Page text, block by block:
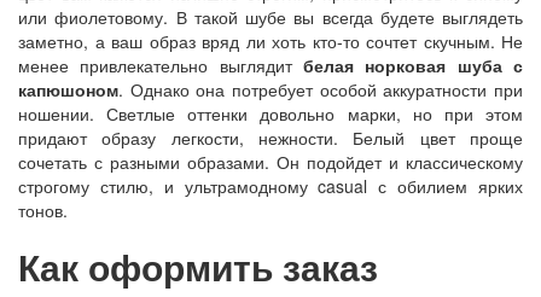
или фиолетовому. В такой шубе вы всегда будете выглядеть
заметно, а ваш образ вряд ли хоть кто-то сочтет скучным. Не
менее привлекательно выглядит белая норковая шуба с
капюшоном. Однако она потребует особой аккуратности при
ношении. Светлые оттенки довольно марки, но при этом
придают образу легкости, нежности. Белый цвет проще
сочетать с разными образами. Он подойдет и классическому
строгому стилю, и ультрамодному casual с обилием ярких
тонов.
Как оформить заказ